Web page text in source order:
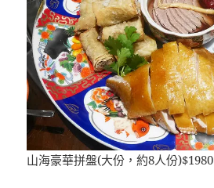
山海豪華拼盤(大份，約8人份)$1980